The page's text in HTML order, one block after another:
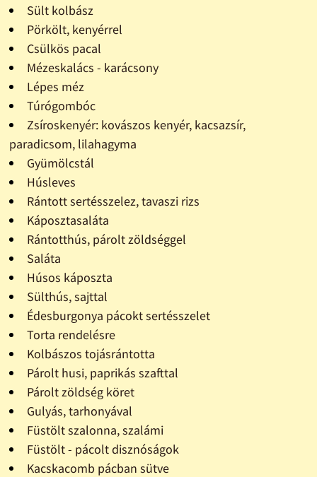
Sült kolbász
Pörkölt, kenyérrel
Csülkös pacal
Mézeskalács - karácsony
Lépes méz
Túrógombóc
Zsíroskenyér: kovászos kenyér, kacsazsír,
paradicsom, lilahagyma
Gyümölcstál
Húsleves
Rántott sertésszelez, tavaszi rizs
Káposztasaláta
Rántotthús, párolt zöldséggel
Saláta
Húsos káposzta
Sülthús, sajttal
Édesburgonya pácokt sertésszelet
Torta rendelésre
Kolbászos tojásrántotta
Párolt husi, paprikás szafttal
Párolt zöldség köret
Gulyás, tarhonyával
Füstölt szalonna, szalámi
Füstölt - pácolt disznóságok
Kacskacomb pácban sütve